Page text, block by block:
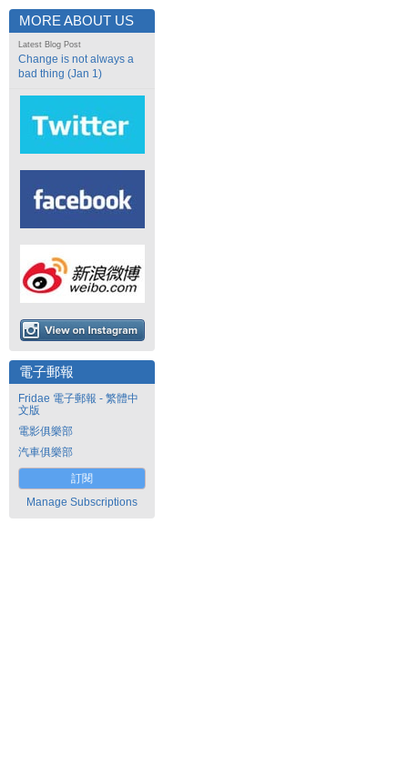
MORE ABOUT US
Latest Blog Post
Change is not always a
bad thing (Jan 1)
電子郵報
Fridae 電子郵報 - 繁體中
文版
電影俱樂部
汽車俱樂部
訂閱
Manage Subscriptions